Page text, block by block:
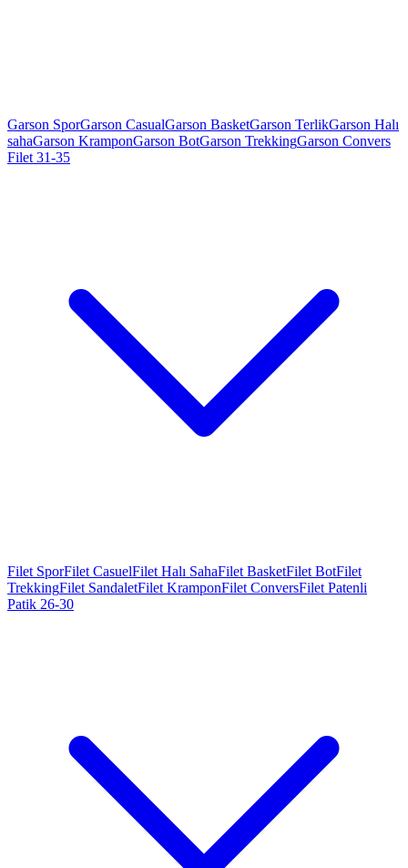
Garson SporGarson CasualGarson BasketGarson TerlikGarson Halı
sahaGarson KramponGarson BotGarson TrekkingGarson Convers
Filet 31-35
Filet SporFilet CasuelFilet Halı SahaFilet BasketFilet BotFilet
TrekkingFilet SandaletFilet KramponFilet ConversFilet Patenli
Patik 26-30